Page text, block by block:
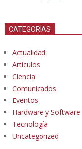
CATEGORÍAS
Actualidad
Artículos
Ciencia
Comunicados
Eventos
Hardware y Software
Tecnología
Uncategorized